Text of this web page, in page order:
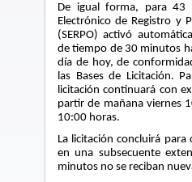
De igual forma, para 43
Electrónico de Registro y
(SERPO) activó
de tiempo de 30 minutos
día de hoy, de
las Bases de Licitación.
licitación continuará con
partir de mañana viernes
10:00 horas.
La licitación concluirá para
en una subsecuente
minutos no se reciban